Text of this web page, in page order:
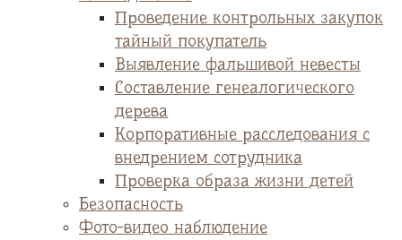
Проведение контрольных закупок
тайный покупатель
Выявление фальшивой невесты
Cоставление генеалогического
дерева
Корпоративные расследования с
внедрением сотрудника
Проверка образа жизни детей
Безопасность
Фото-видео наблюдение